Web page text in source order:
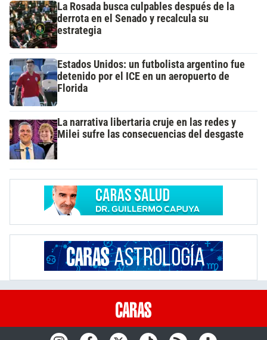
La Rosada busca culpables después de la
derrota en el Senado y recalcula su
estrategia
Estados Unidos: un futbolista argentino fue
detenido por el ICE en un aeropuerto de
Florida
La narrativa libertaria cruje en las redes y
Milei sufre las consecuencias del desgaste